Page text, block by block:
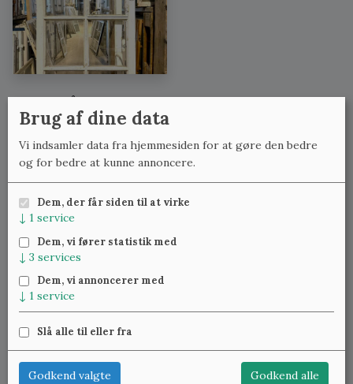
Se også:
Løse vinduer uden karme med lignende mål
Løse vinduer uden karme med lignende bredde
Løse vinduer uden karme med lignende højde
nye varer.
22 25 69 11
lennart@studinski.dk
Brug af dine data
Vi indsamler data fra hjemmesiden for at gøre den bedre
og for bedre at kunne annoncere.
Dem, der får siden til at virke
↓ 1 service
Dem, vi fører statistik med
↓ 3 services
Dem, vi annoncerer med
↓ 1 service
Slå alle til eller fra
Godkend valgte Godkend alle